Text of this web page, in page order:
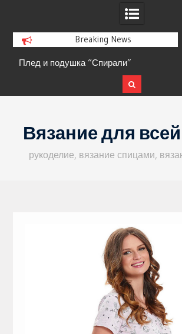
Breaking News
Плед и подушка “Спирали”
contentВязание для
рукоделие, вязание спицами,